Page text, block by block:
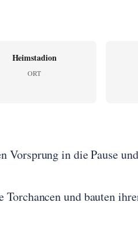
Heimstadion
ORT
in die Pause
und bauten